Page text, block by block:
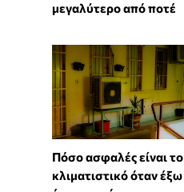
μεγαλύτερο από ποτέ
Πόσο ασφαλές είναι το
κλιματιστικό όταν έξω